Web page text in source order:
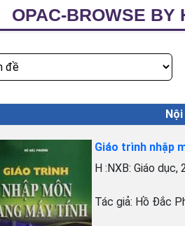
OPAC-BROWSE BY
Giáo trình nhập
H :NXB: Giáo dục,
Tác giả: Hồ Đắc